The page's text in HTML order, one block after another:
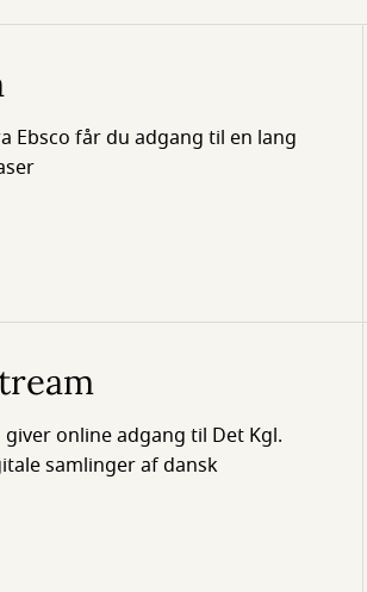
Ebsco får du adgang til en lang
online adgang til Det Kgl.
samlinger af dansk